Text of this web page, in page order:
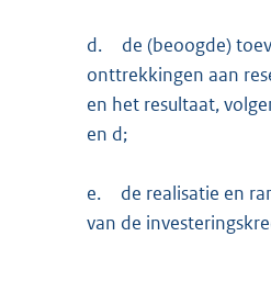
d.
de (beoogde)
onttrekkingen aan
en het resultaat,
en d;
e.
de realisatie en
van de